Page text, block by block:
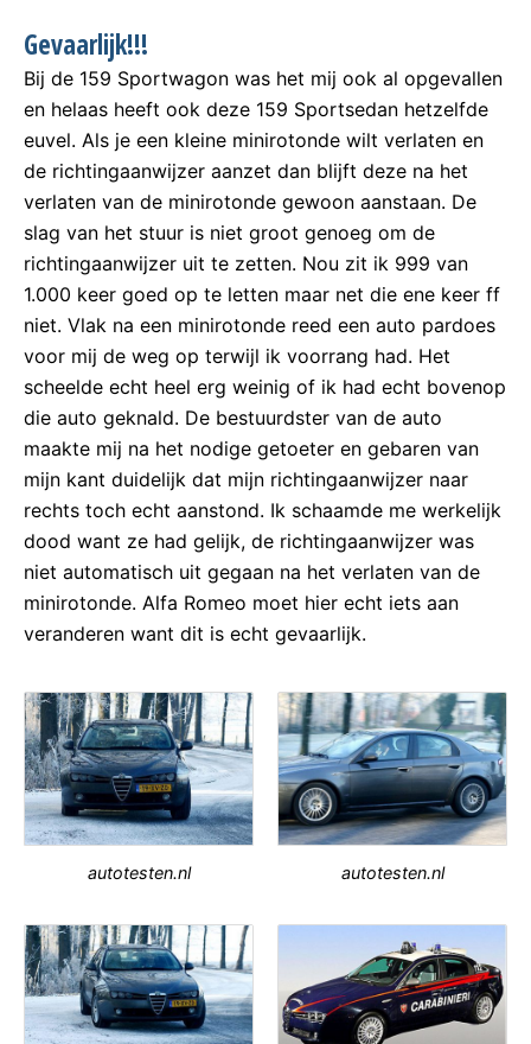
Gevaarlijk!!!
Bij de 159 Sportwagon was het mij ook al opgevallen
en helaas heeft ook deze 159 Sportsedan hetzelfde
euvel. Als je een kleine minirotonde wilt verlaten en
de richtingaanwijzer aanzet dan blijft deze na het
verlaten van de minirotonde gewoon aanstaan. De
slag van het stuur is niet groot genoeg om de
richtingaanwijzer uit te zetten. Nou zit ik 999 van
1.000 keer goed op te letten maar net die ene keer ff
niet. Vlak na een minirotonde reed een auto pardoes
voor mij de weg op terwijl ik voorrang had. Het
scheelde echt heel erg weinig of ik had echt bovenop
die auto geknald. De bestuurdster van de auto
maakte mij na het nodige getoeter en gebaren van
mijn kant duidelijk dat mijn richtingaanwijzer naar
rechts toch echt aanstond. Ik schaamde me werkelijk
dood want ze had gelijk, de richtingaanwijzer was
niet automatisch uit gegaan na het verlaten van de
minirotonde. Alfa Romeo moet hier echt iets aan
veranderen want dit is echt gevaarlijk.
autotesten.nl autotesten.nl